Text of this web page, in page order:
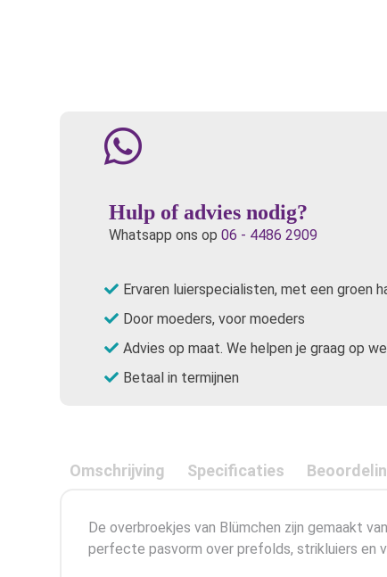
Hulp of advies nodig?
Whatsapp ons op 06 - 4486 2909
Ervaren luierspecialisten, met een groen
Door moeders, voor moeders
Advies op maat. We helpen je graag op
Betaal in termijnen
Omschrijving Specificaties
De overbroekjes van Blümchen zijn gemaakt
perfecte pasvorm over prefolds, strikluiers en